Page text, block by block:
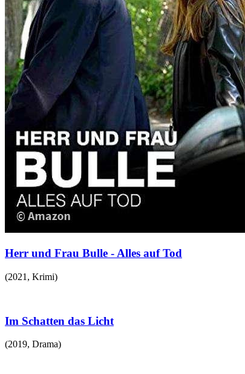
Herr und Frau Bulle - Alles auf Tod
(2021 , Krimi)
Im Schatten das Licht
(2019, Drama)